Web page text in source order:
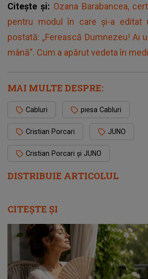
DISTRIBUIE ARTICOLUL
Citește și: Ozana Barabancea,
pentru modul în care și-a editat
postată: „Ferească Dumnezeu! Ai
mână”. Cum a apărut vedeta în
MAI MULTE DESPRE:
Cabluri piesa Cabluri
Cristian Porcari JUNO
Cristian Porcari și JUNO
CITEȘTE ȘI